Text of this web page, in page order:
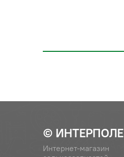
© ИНТЕРПОЛЕ
Интернет-магазин